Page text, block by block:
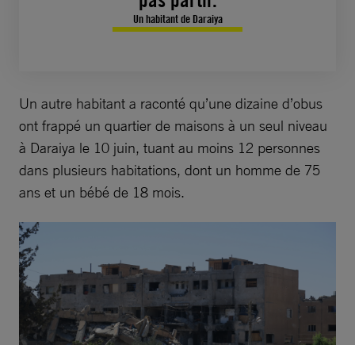
Un habitant de Daraiya
Un autre habitant a raconté qu’une dizaine d’obus
ont frappé un quartier de maisons à un seul niveau
à Daraiya le 10 juin, tuant au moins 12 personnes
dans plusieurs habitations, dont un homme de 75
ans et un bébé de 18 mois.